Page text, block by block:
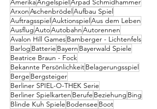
AmerikaAngelspielArpad Schmidhammer
ArxonAschenbrödelAufbau Spiel
AuftragsspielAuktionspielAus dem Leben
AusflugAutoAutobahnAutorennen
Avalon Hill GamesBamberger - Lichtenfels
Barlog Batterie Bayern Bayerwald Spiele
Beatrice Braun - Fock
Bekannte PersönlichkeitBelagerungsspiel
Berge Bergsteiger
Berliner SPIEL-O-THEK Serie
Berliner Spielkarten Berufe Beziehung Bing
Blinde Kuh Spiele Bodensee Boot